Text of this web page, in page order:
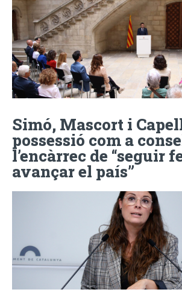
Simó, Mascort i
possessió com a
l’encàrrec de “seguir
avançar el país”